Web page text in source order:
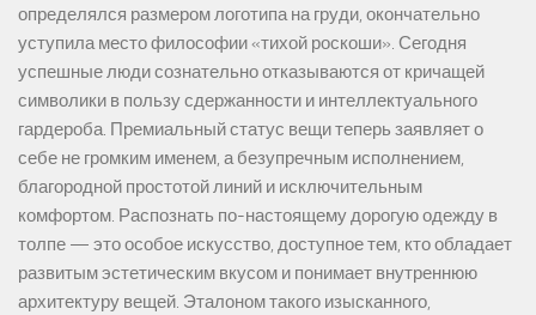
определялся размером логотипа на груди, окончательно
уступила место философии «тихой роскоши». Сегодня
успешные люди сознательно отказываются от кричащей
символики в пользу сдержанности и интеллектуального
гардероба. Премиальный статус вещи теперь заявляет о
себе не громким именем, а безупречным исполнением,
благородной простотой линий и исключительным
комфортом. Распознать по-настоящему дорогую одежду в
толпе — это особое искусство, доступное тем, кто обладает
развитым эстетическим вкусом и понимает внутреннюю
архитектуру вещей. Эталоном такого изысканного,